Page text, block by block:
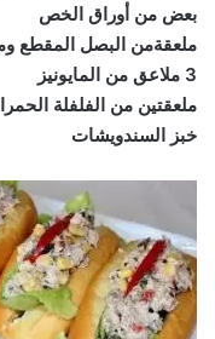
بعض من أوراق الخص
ملعقةمن البصل المقطع
3 ملاعق من المايونيز
ملعقتين من الفلفلة
خبز السندويشات